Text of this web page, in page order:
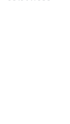
02/06/1932